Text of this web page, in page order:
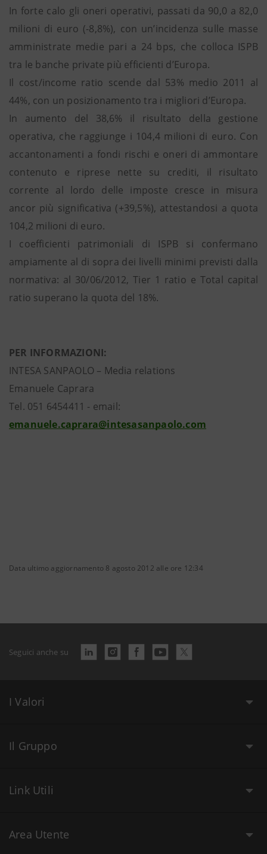
In forte calo gli oneri operativi, passati da 90,0 a 82,0
milioni di euro (-8,8%), con un’incidenza sulle masse
amministrate medie pari a 24 bps, che colloca ISPB
tra le banche private più efficienti d’Europa.
Il cost/income ratio scende dal 53% medio 2011 al
44%, con un posizionamento tra i migliori d’Europa.
In aumento del 38,6% il risultato della gestione
operativa, che raggiunge i 104,4 milioni di euro. Con
accantonamenti a fondi rischi e oneri di ammontare
contenuto e riprese nette su crediti, il risultato
corrente al lordo delle imposte cresce in misura
ancor più significativa (+39,5%), attestandosi a quota
104,2 milioni di euro.
I coefficienti patrimoniali di ISPB si confermano
ampiamente al di sopra dei livelli minimi previsti dalla
normativa: al 30/06/2012, Tier 1 ratio e Total capital
ratio superano la quota del 18%.
PER INFORMAZIONI:
INTESA SANPAOLO – Media relations
Emanuele Caprara
Tel. 051 6454411 - email:
emanuele.caprara@intesasanpaolo.com
Data ultimo aggiornamento 8 agosto 2012 alle ore 12:34
Seguici anche su
I Valori
Il Gruppo
Link Utili
Area Utente